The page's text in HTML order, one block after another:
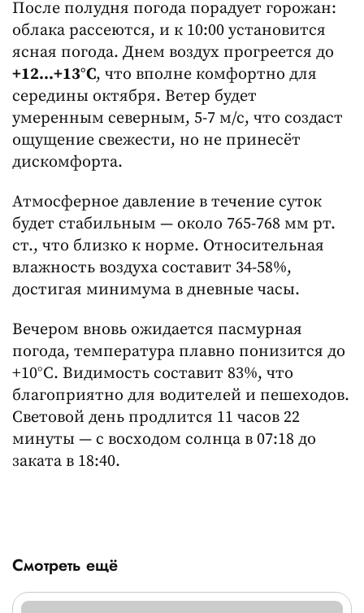
После полудня погода порадует горожан:
облака рассеются, и к 10:00 установится
ясная погода. Днем воздух прогреется до
+12...+13°C, что вполне комфортно для
середины октября. Ветер будет
умеренным северным, 5-7 м/с, что создаст
ощущение свежести, но не принесёт
дискомфорта.
Атмосферное давление в течение суток
будет стабильным — около 765-768 мм рт.
ст., что близко к норме. Относительная
влажность воздуха составит 34-58%,
достигая минимума в дневные часы.
Вечером вновь ожидается пасмурная
погода, температура плавно понизится до
+10°C. Видимость составит 83%, что
благоприятно для водителей и пешеходов.
Световой день продлится 11 часов 22
минуты — с восходом солнца в 07:18 до
заката в 18:40.
Смотреть ещё